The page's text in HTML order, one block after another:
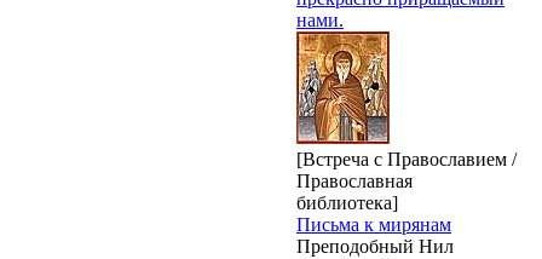
нами.
[Встреча с Православием /
Православная
библиотека]
Письма к мирянам
Преподобный Нил